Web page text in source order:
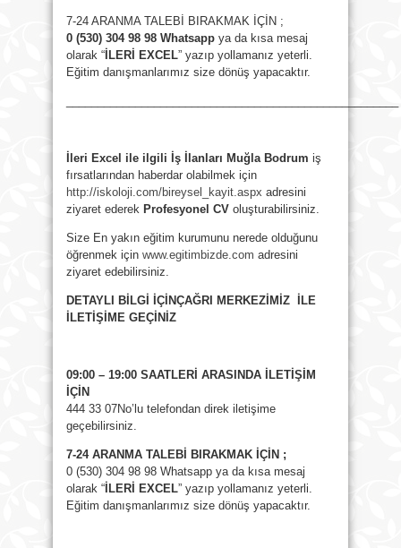
7-24 ARANMA TALEBİ BIRAKMAK İÇİN ;
0 (530) 304 98 98 Whatsapp ya da kısa mesaj
olarak “ İLERİ EXCEL” yazıp yollamanız yeterli.
Eğitim danışmanlarımız size dönüş yapacaktır.
İleri Excel ile ilgili İş İlanları Muğla Bodrum iş
fırsatlarından haberdar olabilmek için
http://iskoloji.com/bireysel_kayit.aspx adresini
ziyaret ederek Profesyonel CV oluşturabilirsiniz.
Size En yakın eğitim kurumunu nerede olduğunu
öğrenmek için www.egitimbizde.com adresini
ziyaret edebilirsiniz.
DETAYLI BİLGİ İÇİNÇAĞRI MERKEZİMİZ İLE
İLETİŞİME GEÇİNİZ
09:00 – 19:00 SAATLERİ ARASINDA İLETİŞİM
İÇİN
444 33 07No’lu telefondan direk iletişime
geçebilirsiniz.
7-24 ARANMA TALEBİ BIRAKMAK İÇİN ;
0 (530) 304 98 98 Whatsapp ya da kısa mesaj
olarak “ İLERİ EXCEL” yazıp yollamanız yeterli.
Eğitim danışmanlarımız size dönüş yapacaktır.